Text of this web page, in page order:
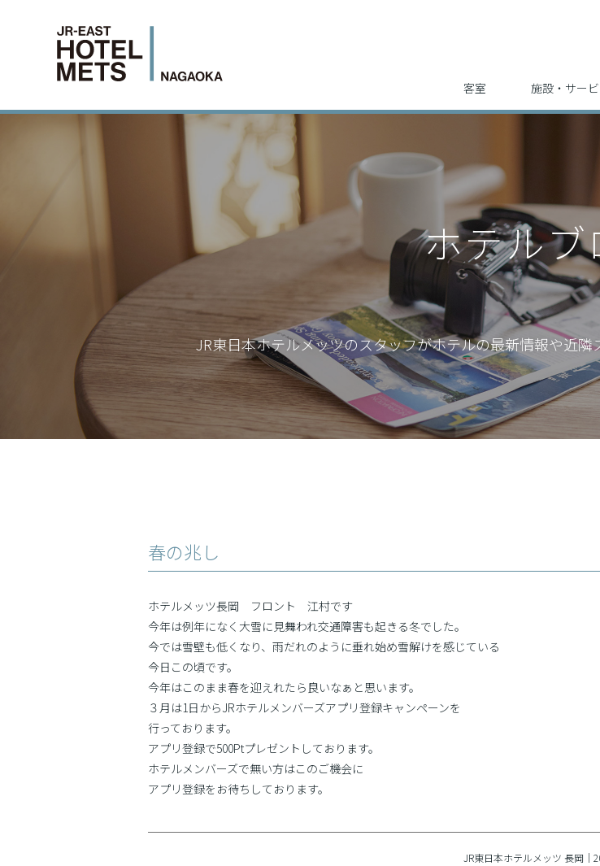
客室 施設・サー
ホテルブ
JR東日本ホテルメッツのスタッフがホテルの最新情報や近隣
春の兆し
ホテルメッツ長岡 フロント 江村です
今年は例年になく大雪に見舞われ交通障害も起きる冬でした。
今では雪壁も低くなり、雨だれのように垂れ始め雪解けを感じている
今日この頃です。
今年はこのまま春を迎えれたら良いなぁと思います。
３月は1日からJRホテルメンバーズアプリ登録キャンペーンを
行っております。
アプリ登録で500Ptプレゼントしております。
ホテルメンバーズで無い方はこのご機会に
アプリ登録をお待ちしております。
JR東日本ホテルメッツ 長岡｜